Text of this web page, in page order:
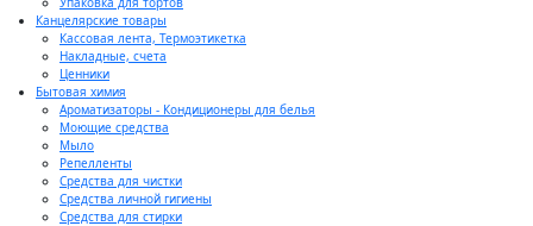
Канцелярские товары
Кассовая лента, Термоэтикетка
Накладные, счета
Ценники
Бытовая химия
Ароматизаторы - Кондиционеры для белья
Моющие средства
Мыло
Репелленты
Средства для чистки
Средства личной гигиены
Средства для стирки